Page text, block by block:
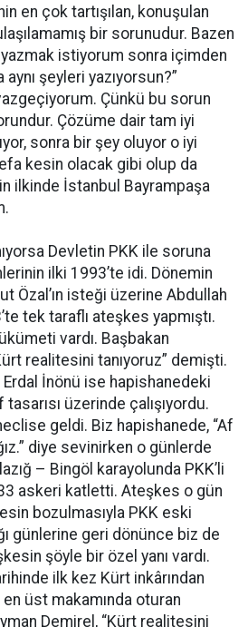
en çok tartışılan, konuşulan
bir sorunudur. Bazen
istiyorum sonra içimden
aynı şeyleri yazıyorsun?”
Çünkü bu sorun
Çözüme dair tam iyi
sonra bir şey oluyor o iyi
kesin olacak gibi olup da
ilkinde İstanbul Bayrampaşa
Devletin PKK ile soruna
ilki 1993’te idi. Dönemin
Özal’ın isteği üzerine Abdullah
tek taraflı ateşkes yapmıştı.
vardı. Başbakan
realitesini tanıyoruz” demişti.
Erdal İnönü ise hapishanedeki
üzerinde çalışıyordu.
geldi. Biz hapishanede, “Af
diye sevinirken o günlerde
– Bingöl karayolunda PKK’li
askeri katletti. Ateşkes o gün
bozulmasıyla PKK eski
günlerine geri dönünce biz de
şöyle bir özel yanı vardı.
ilk kez Kürt inkârından
üst makamında oturan
Demirel, “Kürt realitesini